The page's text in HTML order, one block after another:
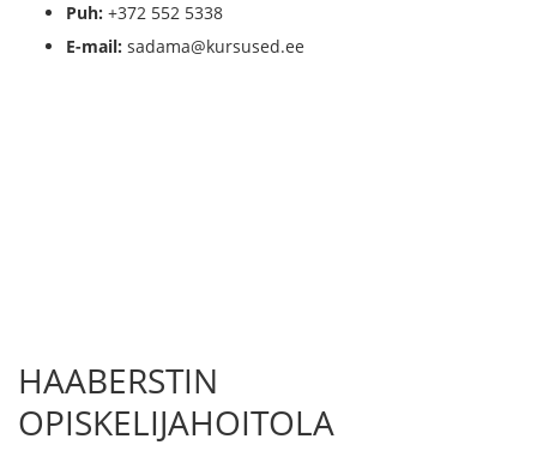
Puh: +372 552 5338
E-mail: sadama@kursused.ee
HAABERSTIN
OPISKELIJAHOITOLA